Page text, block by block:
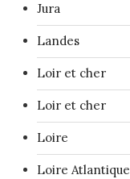
Jura
Landes
Loir et cher
Loir et cher
Loire
Loire Atlantique